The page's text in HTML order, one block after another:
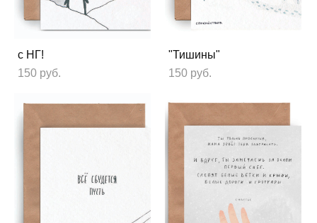
с НГ!
150 pуб.
"Тишины"
150 pуб.